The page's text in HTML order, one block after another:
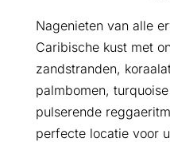
Nagenieten van alle
Caribische kust met
zandstranden,
palmbomen,
pulserende
perfecte locatie voor